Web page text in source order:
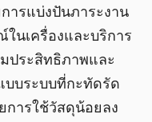
ารแบ่งปันภาระงาน
นเครื่องและบริการ
ประสิทธิภาพและ
บบระบบที่กะทัดรัด
ารใช้วัสดุน้อยลง